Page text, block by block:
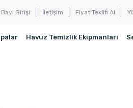
Bayi Girişi İletişim Fiyat Teklifi Al
Havuz Temizlik Ekipmanları